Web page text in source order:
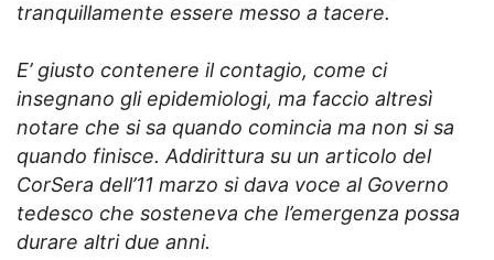
tranquillamente essere messo a tacere.
E’ giusto contenere il contagio, come ci
insegnano gli epidemiologi, ma faccio altresì
notare che si sa quando comincia ma non si sa
quando finisce. Addirittura su un articolo del
CorSera dell’11 marzo si dava voce al Governo
tedesco che sosteneva che l’emergenza possa
durare altri due anni.